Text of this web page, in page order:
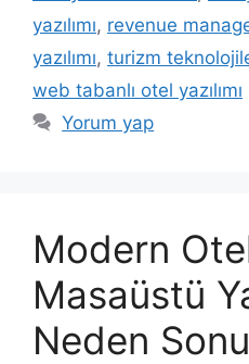
yazılımı, revenue
yazılımı, turizm
web tabanlı otel yazılımı
Yorum yap
Modern
Masaüstü
Neden